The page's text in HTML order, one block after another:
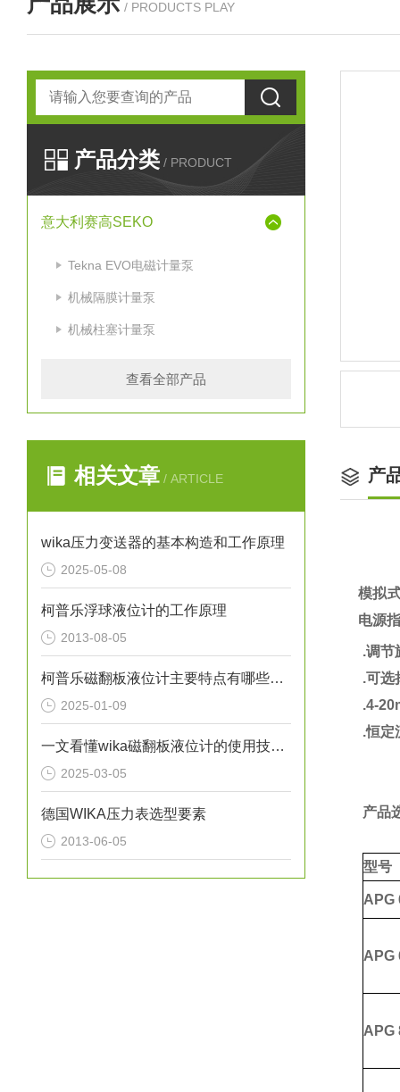
/ PRODUCTS PLAY
产品分类 / PRODUCT
意大利赛高SEKO
Tekna EVO电磁计量泵
机械隔膜计量泵
机械柱塞计量泵
查看全部产品
相关文章 / ARTICLE
wika压力变送器的基本构造和工作原理
2025-05-08
柯普乐浮球液位计的工作原理
2013-08-05
柯普乐磁翻板液位计主要特点有哪些呢？
2025-01-09
一文看懂wika磁翻板液位计的使用技巧有哪些
2025-03-05
德国WIKA压力表选型要素
2013-06-05
产
模拟
电源
.调节
.可选
.4-
.恒定
产品
型号
APG
APG
APG